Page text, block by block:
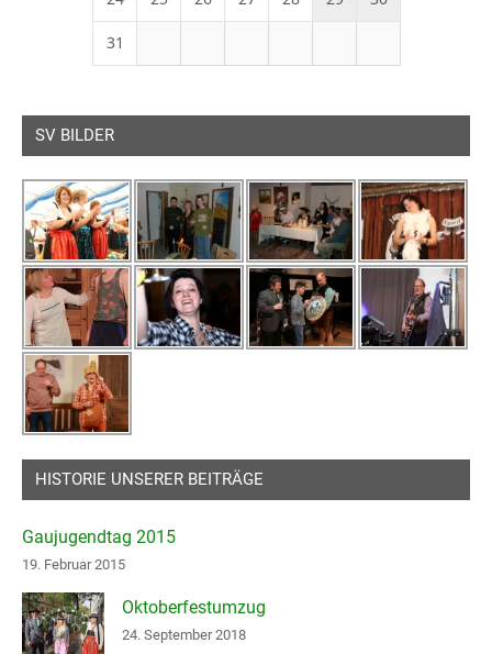
31
SV BILDER
HISTORIE UNSERER BEITRÄGE
Gaujugendtag 2015
19. Februar 2015
Oktoberfestumzug
24. September 2018